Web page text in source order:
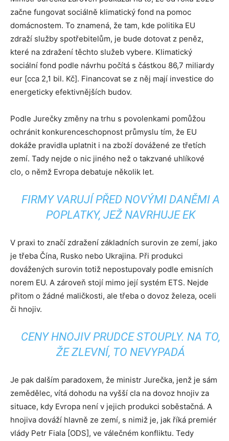
začne fungovat sociálně klimatický fond na pomoc
domácnostem. To znamená, že tam, kde politika EU
zdraží služby spotřebitelům, je bude dotovat z peněz,
které na zdražení těchto služeb vybere. Klimatický
sociální fond podle návrhu počítá s částkou 86,7 miliardy
eur [cca 2,1 bil. Kč]. Financovat se z něj mají investice do
energeticky efektivnějších budov.
Podle Jurečky změny na trhu s povolenkami pomůžou
ochránit konkurenceschopnost průmyslu tím, že EU
dokáže pravidla uplatnit i na zboží dovážené ze třetích
zemí. Tady nejde o nic jiného než o takzvané uhlíkové
clo, o němž Evropa debatuje několik let.
FIRMY VARUJÍ PŘED NOVÝMI DANĚMI A
POPLATKY, JEŽ NAVRHUJE EK
V praxi to značí zdražení základních surovin ze zemí, jako
je třeba Čína, Rusko nebo Ukrajina. Při produkci
dovážených surovin totiž nepostupovaly podle emisních
norem EU. A zároveň stojí mimo její systém ETS. Nejde
přitom o žádné maličkosti, ale třeba o dovoz železa, oceli
či hnojiv.
CENY HNOJIV PRUDCE STOUPLY. NA TO,
ŽE ZLEVNÍ, TO NEVYPADÁ
Je pak dalším paradoxem, že ministr Jurečka, jenž je sám
zemědělec, vítá dohodu na vyšší cla na dovoz hnojiv za
situace, kdy Evropa není v jejich produkci soběstačná. A
hnojiva dováží hlavně ze zemí, s nimiž je, jak říká premiér
vlády Petr Fiala [ODS], ve válečném konfliktu. Tedy